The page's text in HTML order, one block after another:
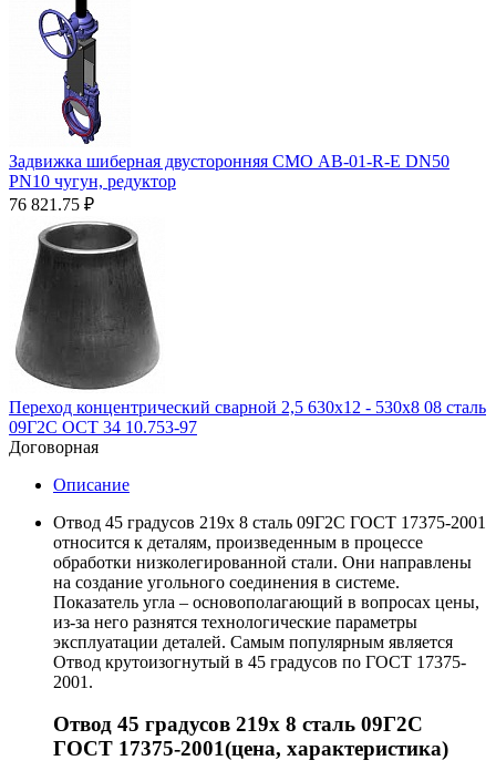
Задвижка шиберная двусторонняя СМО AВ-01-R-Е DN50
PN10 чугун, редуктор
76 821.75 ₽
Переход концентрический сварной 2,5 630х12 - 530х8 08 сталь
09Г2С ОСТ 34 10.753-97
Договорная
Описание
Отвод 45 градусов 219х 8 сталь 09Г2С ГОСТ 17375-2001
относится к деталям, произведенным в процессе
обработки низколегированной стали. Они направлены
на создание угольного соединения в системе.
Показатель угла – основополагающий в вопросах цены,
из-за него разнятся технологические параметры
эксплуатации деталей. Самым популярным является
Отвод крутоизогнутый в 45 градусов по ГОСТ 17375-
2001.
Отвод 45 градусов 219х 8 сталь 09Г2С
ГОСТ 17375-2001(цена, характеристика)